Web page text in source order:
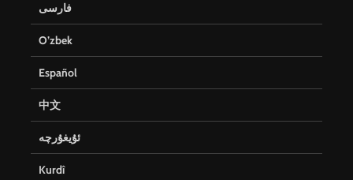
فارسی
O’zbek
Español
中文
ئۇيغۇرچە
Kurdî